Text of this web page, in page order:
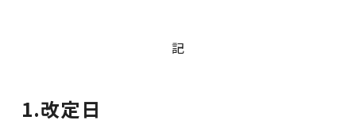
記
1.改定日